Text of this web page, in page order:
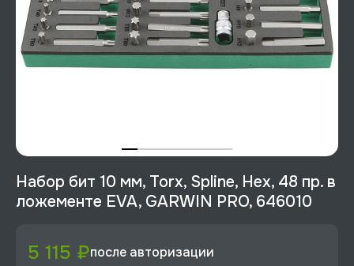
Набор бит 10 мм, Torx, Spline, Hex, 48 пр. в
ложементе EVA, GARWIN PRO, 646010
5 115 ₽после авторизации